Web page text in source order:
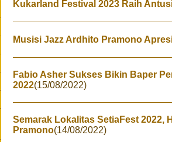
Kukarland Festival 2023 Raih
Musisi Jazz Ardhito Pramono
Fabio Asher Sukses Bikin Baper
2022(15/08/2022)
Semarak Lokalitas SetiaFest 2022,
Pramono(14/08/2022)